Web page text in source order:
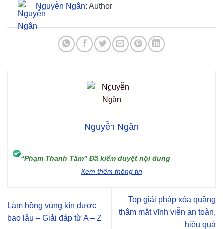
Nguyễn Ngân: Author
Nguyễn Ngân
“Phạm Thanh Tâm” Đã kiểm duyệt nội dung
Xem thêm thông tin
Làm hồng vùng kín được
bao lâu – Giải đáp từ A – Z
Top giải pháp xóa quầng
thâm mắt vĩnh viễn an toàn,
hiệu quả